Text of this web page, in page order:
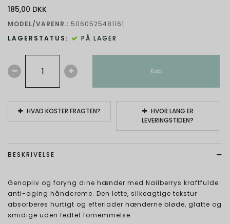
185,00 DKK
MODEL/VARENR.: 5060525481161
LAGERSTATUS:
PÅ LAGER
Køb
HVAD KOSTER FRAGTEN?
HVOR LANG ER
LEVERINGSTIDEN?
BESKRIVELSE
Genopliv og foryng dine hænder med Nailberrys kraftfulde
anti-aging håndcreme. Den lette, silkeagtige tekstur
absorberes hurtigt og efterlader hænderne bløde, glatte og
smidige uden fedtet fornemmelse.